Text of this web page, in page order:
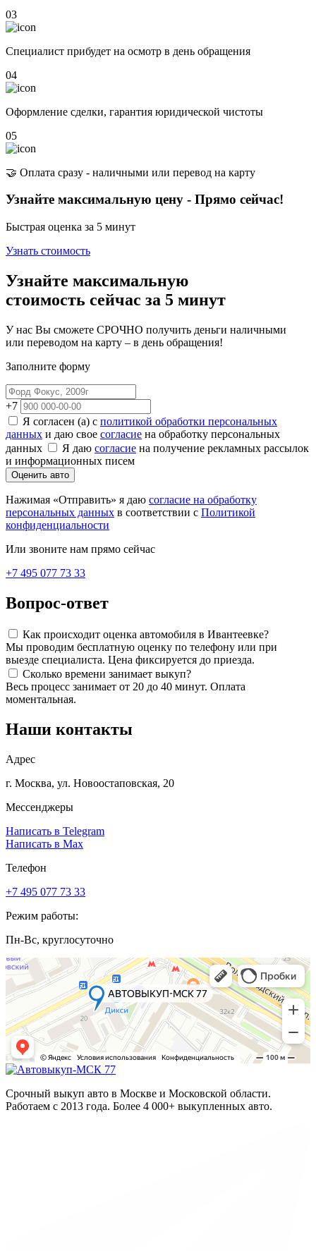
03
Специалист прибудет на осмотр в день обращения
04
Оформление сделки, гарантия юридической чистоты
05
🤝 Оплата сразу - наличными или перевод на карту
Узнайте максимальную цену - Прямо сейчас!
Быстрая оценка за 5 минут
Узнать стоимость
Узнайте максимальную
стоимость сейчас за 5 минут
У нас Вы сможете СРОЧНО получить деньги наличными
или переводом на карту – в день обращения!
Заполните форму
+7
Я согласен (а) с политикой обработки персональных
данных и даю свое согласие на обработку персональных
данных
Я даю согласие на получение рекламных рассылок
и информационных писем
Оценить авто
Нажимая «Отправить» я даю согласие на обработку
персональных данных в соответствии с Политикой
конфиденциальности
Или звоните нам прямо сейчас
+7 495 077 73 33
Вопрос-ответ
Как происходит оценка автомобиля в Ивантеевке?
Мы проводим бесплатную оценку по телефону или при
выезде специалиста. Цена фиксируется до приезда.
Сколько времени занимает выкуп?
Весь процесс занимает от 20 до 40 минут. Оплата
моментальная.
Наши контакты
Адрес
г. Москва, ул. Новоостаповская, 20
Мессенджеры
Написать в Telegram
Написать в Max
Телефон
+7 495 077 73 33
Режим работы:
Пн-Вс, круглосуточно
Срочный выкуп авто в Москве и Московской области.
Работаем с 2013 года. Более 4 000+ выкупленных авто.